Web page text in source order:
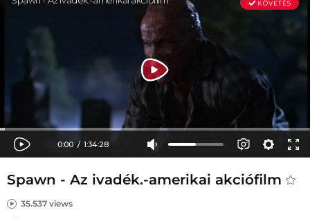
Spawn - Az ivadék.-amerikai akciófilm
35.537 views